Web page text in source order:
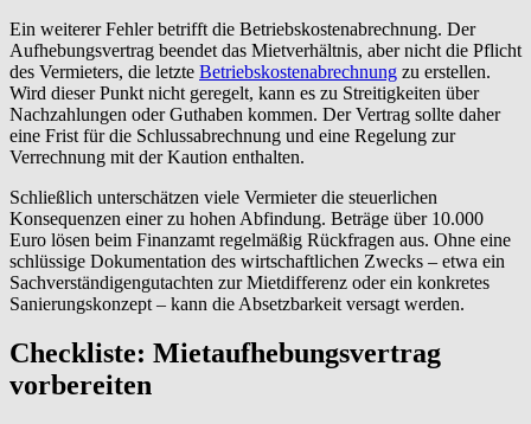
Ein weiterer Fehler betrifft die Betriebskostenabrechnung. Der
Aufhebungsvertrag beendet das Mietverhältnis, aber nicht die Pflicht
des Vermieters, die letzte Betriebskostenabrechnung zu erstellen.
Wird dieser Punkt nicht geregelt, kann es zu Streitigkeiten über
Nachzahlungen oder Guthaben kommen. Der Vertrag sollte daher
eine Frist für die Schlussabrechnung und eine Regelung zur
Verrechnung mit der Kaution enthalten.
Schließlich unterschätzen viele Vermieter die steuerlichen
Konsequenzen einer zu hohen Abfindung. Beträge über 10.000
Euro lösen beim Finanzamt regelmäßig Rückfragen aus. Ohne eine
schlüssige Dokumentation des wirtschaftlichen Zwecks – etwa ein
Sachverständigengutachten zur Mietdifferenz oder ein konkretes
Sanierungskonzept – kann die Absetzbarkeit versagt werden.
Checkliste: Mietaufhebungsvertrag
vorbereiten